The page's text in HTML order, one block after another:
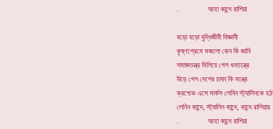
. আহা কান্দে রাশিয়া
বড়ো বড়ো বুদ্ধিজীবী বিজ্ঞানী
কৃষ্ণপ্রেমে মজলো কেন কি জানি
সমাজতন্ত্র মিলিয়ে গেল ধনতন্ত্রে
উড়ে গেল দেশের চাকা কি মন্ত্রে
ক্রশ্চেভ এসে মার্কস লেনিন স্ট্যালিনকে
লেনিন কান্দে, স্ট্যালিন কান্দে, কান্দে রাশিয়ায়
. আহা কান্দে রাশিয়া